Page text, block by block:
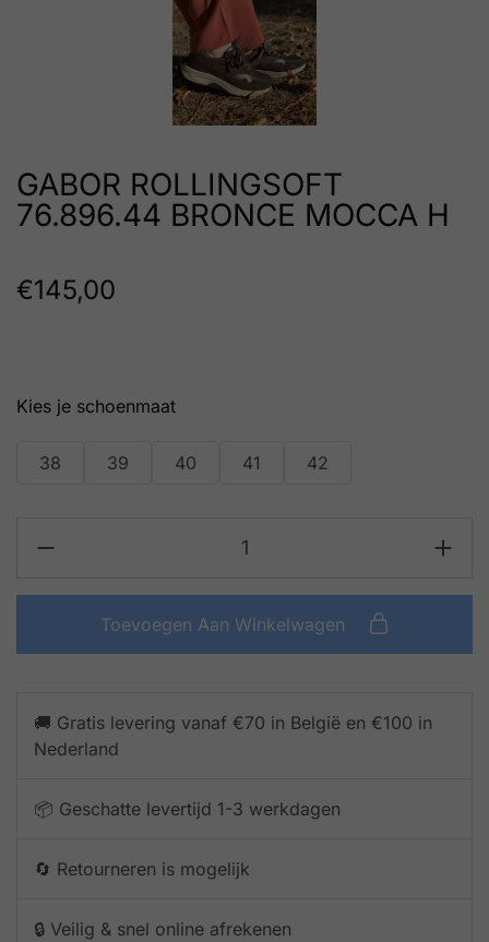
GABOR ROLLINGSOFT
76.896.44 BRONCE MOCCA H
€145,00
schoenmaat
38 39 40 41 42
Toevoegen Aan Winkelwagen
🚚 Gratis levering vanaf €70 in België en €100 in
Nederland
📦 Geschatte levertijd 1-3 werkdagen
🔄 Retourneren is mogelijk
🔒 Veilig & snel online afrekenen